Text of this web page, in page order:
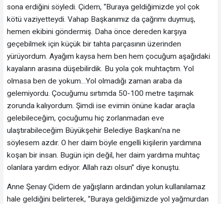
sona erdiğini söyledi. Çidem, “Buraya geldiğimizde yol çok
kötü vaziyetteydi. Vahap Başkanımız da çağrımı duymuş,
hemen ekibini göndermiş. Daha önce dereden karşıya
geçebilmek için küçük bir tahta parçasının üzerinden
yürüyordum. Ayağım kaysa hem ben hem çocuğum aşağıdaki
kayaların arasına düşebilirdik. Bu yola çok muhtaçtım. Yol
olmasa ben de yokum…Yol olmadığı zaman araba da
gelemiyordu. Çocuğumu sırtımda 50-100 metre taşımak
zorunda kalıyordum. Şimdi ise evimin önüne kadar araçla
gelebileceğim, çocuğumu hiç zorlanmadan eve
ulaştırabileceğim Büyükşehir Belediye Başkanı’na ne
söylesem azdır. O her daim böyle engelli kişilerin yardımına
koşan bir insan. Bugün için değil, her daim yardıma muhtaç
olanlara yardım ediyor. Allah razı olsun” diye konuştu.
Anne Şenay Çidem de yağışların ardından yolun kullanılamaz
hale geldiğini belirterek, “Buraya geldiğimizde yol yağmurdan